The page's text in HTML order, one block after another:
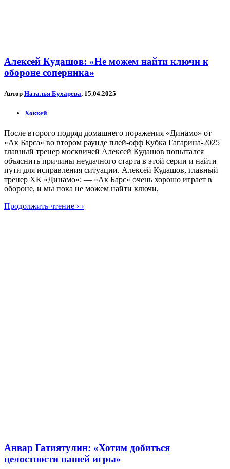
Алексей Кудашов: «Не можем найти ключи к
обороне соперника»
Автор Наталья Бухарева, 15.04.2025
Хоккей
После второго подряд домашнего поражения «Динамо» от
«Ак Барса» во втором раунде плей-офф Кубка Гагарина-2025
главный тренер москвичей Алексей Кудашов попытался
объяснить причины неудачного старта в этой серии и найти
пути для исправления ситуации. Алексей Кудашов, главный
тренер ХК «Динамо»: — «Ак Барс» очень хорошо играет в
обороне, и мы пока не можем найти ключи,
Продолжить чтение › ›
Анвар Гатиятулин: «Хотим добиться
целостности нашей игры»